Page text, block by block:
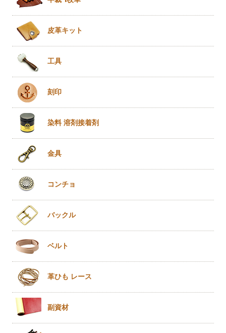
皮革キット
工具
刻印
染料 溶剤接着剤
金具
コンチョ
バックル
ベルト
革ひも レース
副資材